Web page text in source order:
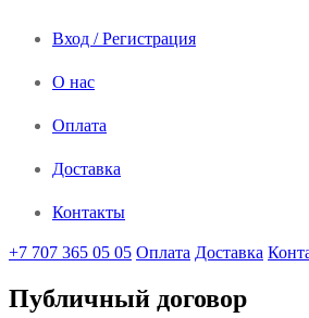
Вход / Регистрация
О нас
Оплата
Доставка
Контакты
+7 707 365 05 05 Оплата Доставка
Публичный договор